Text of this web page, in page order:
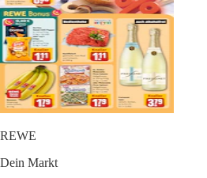
REWE
Dein Markt